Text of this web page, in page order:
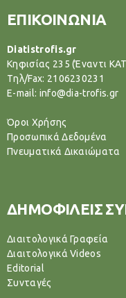
ΕΠΙΚΟΙΝΩΝΙΑ
Diatistrofis.gr
Κηφισίας 235 (Έναντι
Tηλ/Fax: 2106230231
E-mail: info@dia-trofis.gr
Όροι Χρήσης
Προσωπικά Δεδομένα
Πνευματικά Δικαιώματα
ΔΗΜΟΦΙΛΕΙΣ
Διαιτολογικά Γραφεία
Διαιτολογικά Videos
Editorial
Συνταγές